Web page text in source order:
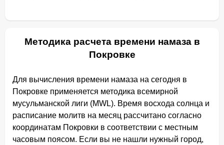
Методика расчета времени намаза в
Покровке
Для вычисления времени намаза на сегодня в
Покровке применяется методика всемирной
мусульманской лиги (MWL). Время восхода солнца и
расписание молитв на месяц рассчитано согласно
координатам Покровки в соответствии с местным
часовым поясом. Если вы не нашли нужный город,